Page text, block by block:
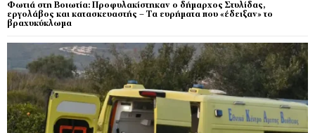
Φωτιά στη Βοιωτία: Προφυλακίστηκαν ο δήμαρχος Στυλίδας,
εργολάβος και κατασκευαστής – Τα ευρήματα που «έδειξαν» το
βραχυκύκλωμα